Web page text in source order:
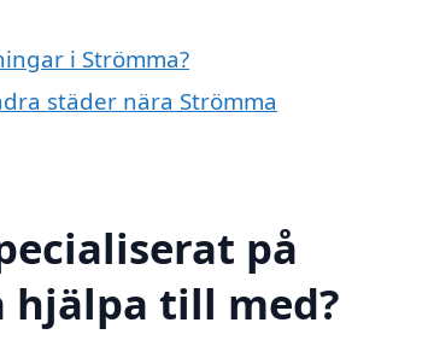
i Strömma?
städer nära Strömma
på
till med?